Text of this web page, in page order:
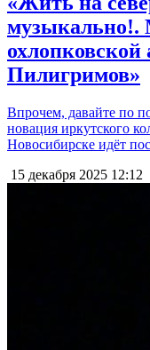
музыкально!.
охлопковской
Пилигримов»
Впрочем, давайте по
новация иркутского
Новосибирске идёт
15 декабря 2025 12:12